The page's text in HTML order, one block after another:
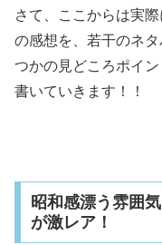
さて、ここからは実
の感想を、若干のネ
つかの見どころポイ
書いていきます！！
昭和感漂う雰囲
が激レア！